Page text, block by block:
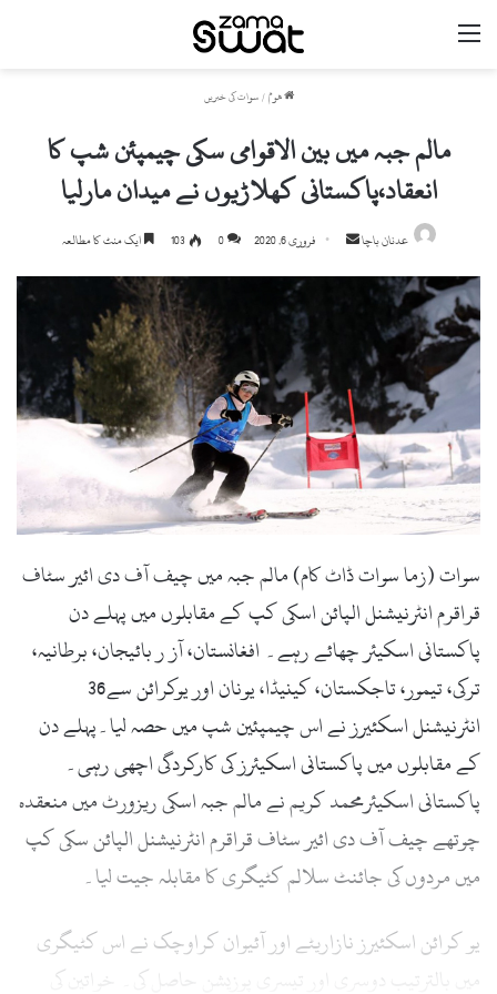
ھوم / سوات کی خبریں
مالم جبہ میں بین الاقوامی سکی چیمپئن شپ کا
انعقاد،پاکستانی کھلاڑیوں نے میدان مارلیا
عدنان باچا
e
m
a
i
l
فروری 6, 2020 0
103 ایک منٹ کا مطالعہ
سوات (زما سوات ڈاٹ کام) مالم جبہ میں چیف آف دی ائیر سٹاف
قراقرم انٹرنیشنل الپائن اسکی کپ کے مقابلوں میں پہلے دن
پاکستانی اسکیئر چھائے رہے۔ افغانستان، آز ر بائیجان، برطانیہ،
ترکی، تیمور، تاجکستان، کینیڈا، یونان اور یوکرائن سے36
انٹرنیشنل اسکئیرز نے اس چیمپئین شپ میں حصہ لیا۔پہلے دن
کے مقابلوں میں پاکستانی اسکیئرز کی کارکردگی اچھی رہی۔
پاکستانی اسکیئرمحمد کریم نے مالم جبہ اسکی ریزورٹ میں منعقدہ
چوتھے چیف آف دی ائیر سٹاف قراقرم انٹرنیشنل الپائن سکی کپ
میں مردوں کی جائنٹ سلالم کٹیگری کا مقابلہ جیت لیا۔
یو کرائن اسکئیرز نازاریٹے اور آئیوان کراوچک نے اس کٹیگری
میں بالترتیب دوسری اور تیسری پوزیشن حاصل کی۔ خواتین کی